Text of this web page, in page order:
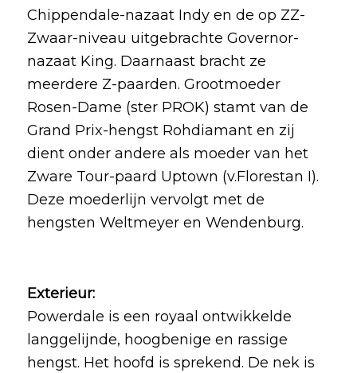
Chippendale-nazaat Indy en de op ZZ-
Zwaar-niveau uitgebrachte Governor-
nazaat King. Daarnaast bracht ze
meerdere Z-paarden. Grootmoeder
Rosen-Dame (ster PROK) stamt van de
Grand Prix-hengst Rohdiamant en zij
dient onder andere als moeder van het
Zware Tour-paard Uptown (v.Florestan I).
Deze moederlijn vervolgt met de
hengsten Weltmeyer en Wendenburg.
Exterieur:
Powerdale is een royaal ontwikkelde
langgelijnde, hoogbenige en rassige
hengst. Het hoofd is sprekend. De nek is